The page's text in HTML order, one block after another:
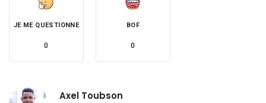
JE ME QUESTIONNE
0
BOF
0
Axel Toubson